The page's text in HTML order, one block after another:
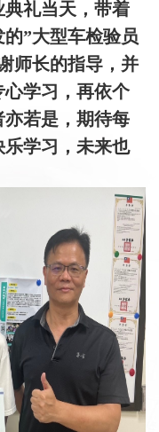
典礼当天，带着
”大型车检验员
师长的指导，并
学习，再依个
亦若是，期待每
学习，未来也